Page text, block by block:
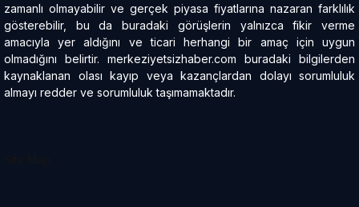
zamanlı olmayabilir ve gerçek piyasa fiyatlarına nazaran farklılık
gösterebilir, bu da buradaki görüşlerin yalnızca fikir verme
amacıyla yer aldığını ve ticari herhangi bir amaç için uygun
olmadığını belirtir. merkeziyetsizhaber.com buradaki bilgilerden
kaynaklanan olası kayıp veya kazançlardan dolayı sorumluluk
almayı redder ve sorumluluk taşımamaktadır.